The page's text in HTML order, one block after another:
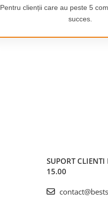
Pentru clienții care au peste 5
succes.
SUPORT CLIENTI
15.00